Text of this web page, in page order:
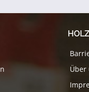
Über